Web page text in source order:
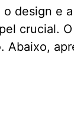
design
crucial.